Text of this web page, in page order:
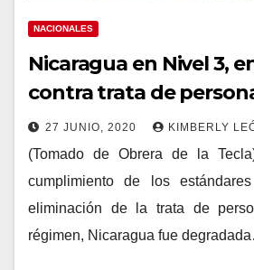
NACIONALES
Nicaragua en Nivel 3,
contra trata de
27 JUNIO, 2020 KIMBERLY
(Tomado de Obrera de la
cumplimiento de los
eliminación de la trata de
régimen, Nicaragua fue